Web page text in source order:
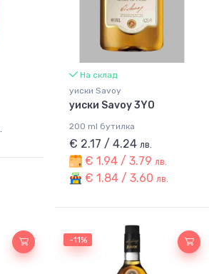
На склад
уиски Savoy
уиски Savoy 3YO
200 ml бутилка
€ 2.17 / 4.24 лв.
€ 1.94 / 3.79 лв.
€ 1.84 / 3.60 лв.
-11%